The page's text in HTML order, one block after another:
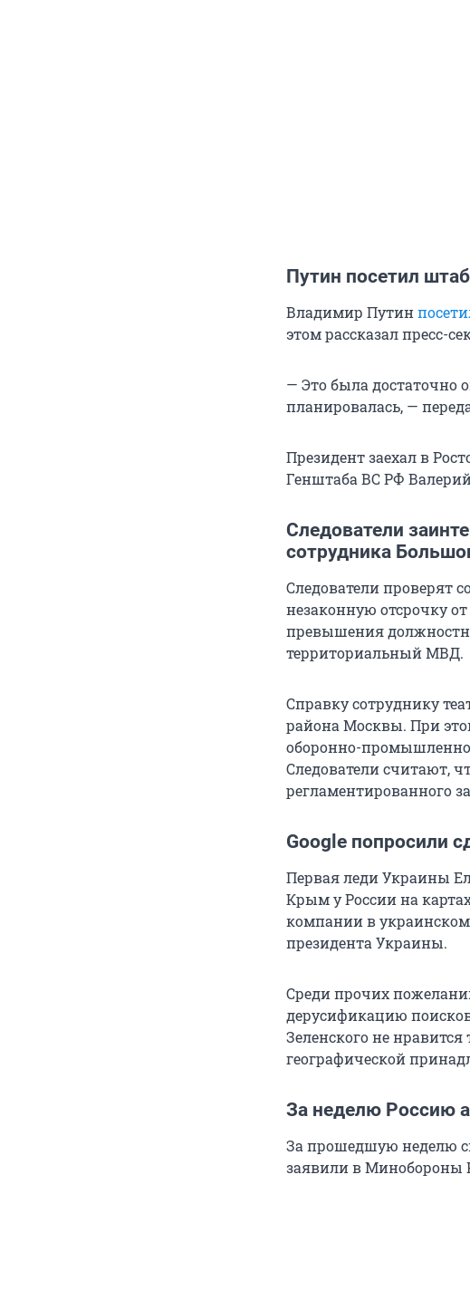
Путин посетил
Владимир Путин
этом рассказал пресс-
— Это была достаточно
планировалась, —
Президент заехал в
Генштаба ВС РФ
Следователи
сотрудника
Следователи проверят
незаконную отсрочку
превышения
территориальный МВД.
Справку сотруднику
района Москвы. При
оборонно-
Следователи считают,
регламентированного
Google попросили
Первая леди Украины
Крым у России на
компании в
президента Украины.
Среди прочих
дерусификацию
Зеленского не
географической
За неделю Россию
За прошедшую неделю
заявили в Минобороны